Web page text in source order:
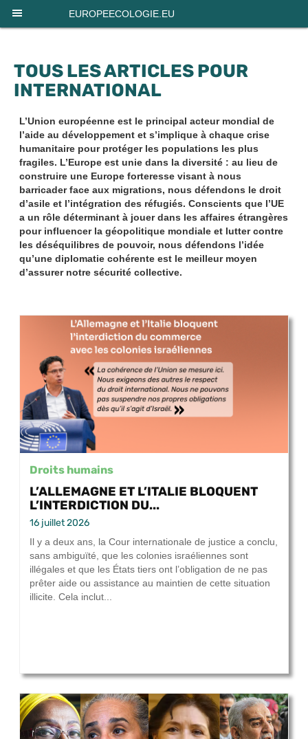
EUROPEECOLOGIE.EU
TOUS LES ARTICLES POUR
INTERNATIONAL
L’Union européenne est le principal acteur mondial de
l’aide au développement et s’implique à chaque crise
humanitaire pour protéger les populations les plus
fragiles. L’Europe est unie dans la diversité : au lieu de
construire une Europe forteresse visant à nous
barricader face aux migrations, nous défendons le droit
d’asile et l’intégration des réfugiés. Conscients que l’UE
a un rôle déterminant à jouer dans les affaires étrangères
pour influencer la géopolitique mondiale et lutter contre
les déséquilibres de pouvoir, nous défendons l’idée
qu’une diplomatie cohérente est le meilleur moyen
d’assurer notre sécurité collective.
Droits humains
L’ALLEMAGNE ET L’ITALIE BLOQUENT
L’INTERDICTION DU...
16 juillet 2026
Il y a deux ans, la Cour internationale de justice a conclu,
sans ambiguïté, que les colonies israéliennes sont
illégales et que les États tiers ont l’obligation de ne pas
prêter aide ou assistance au maintien de cette situation
illicite. Cela inclut...